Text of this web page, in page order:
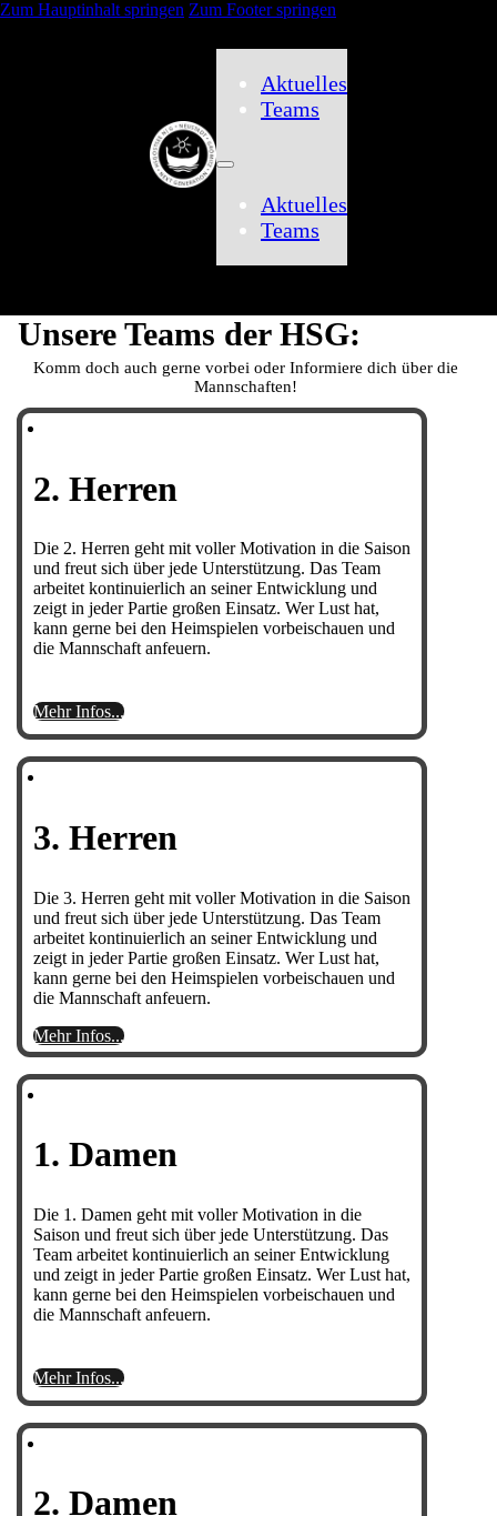
Zum Hauptinhalt springen Zum Footer springen
Aktuelles
Teams
Aktuelles
Teams
Unsere Teams der HSG:
Komm doch auch gerne vorbei oder Informiere dich über die
Mannschaften!
2. Herren
Die 2. Herren geht mit voller Motivation in die Saison
und freut sich über jede Unterstützung. Das Team
arbeitet kontinuierlich an seiner Entwicklung und
zeigt in jeder Partie großen Einsatz. Wer Lust hat,
kann gerne bei den Heimspielen vorbeischauen und
die Mannschaft anfeuern.
Mehr Infos...
3. Herren
Die 3. Herren geht mit voller Motivation in die Saison
und freut sich über jede Unterstützung. Das Team
arbeitet kontinuierlich an seiner Entwicklung und
zeigt in jeder Partie großen Einsatz. Wer Lust hat,
kann gerne bei den Heimspielen vorbeischauen und
die Mannschaft anfeuern.
Mehr Infos...
1. Damen
Die 1. Damen geht mit voller Motivation in die
Saison und freut sich über jede Unterstützung. Das
Team arbeitet kontinuierlich an seiner Entwicklung
und zeigt in jeder Partie großen Einsatz. Wer Lust hat,
kann gerne bei den Heimspielen vorbeischauen und
die Mannschaft anfeuern.
Mehr Infos...
2. Damen